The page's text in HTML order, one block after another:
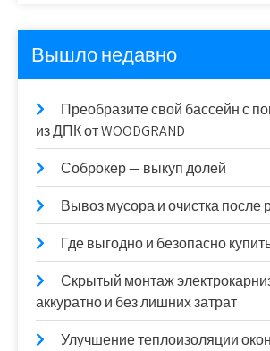
Вышло недавно
Преобразите свой бассейн с
из ДПК от WOODGRAND
Соброкер — выкуп долей
Вывоз мусора и очистка после
Где выгодно и безопасно
Скрытый монтаж
аккуратно и без лишних затрат
Улучшение теплоизоляции